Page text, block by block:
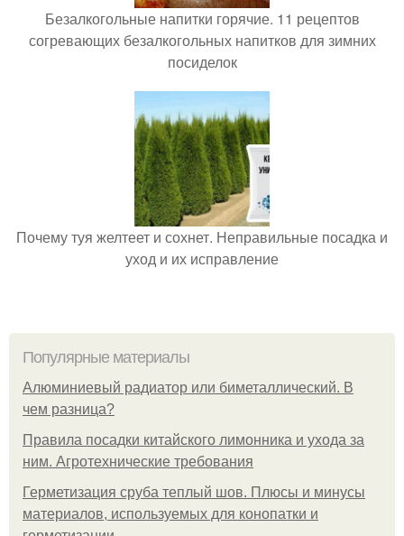
Безалкогольные напитки горячие. 11 рецептов
согревающих безалкогольных напитков для зимних
посиделок
Почему туя желтеет и сохнет. Неправильные посадка и
уход и их исправление
Популярные материалы
Алюминиевый радиатор или биметаллический. В
чем разница?
Правила посадки китайского лимонника и ухода за
ним. Агротехнические требования
Герметизация сруба теплый шов. Плюсы и минусы
материалов, используемых для конопатки и